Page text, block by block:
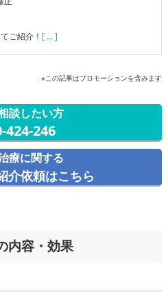
ご紹介！ [ ... ]
※この記事はプロモーションを含みます
談したい方
424-246
療に関する
介依頼はこちら
内容・効果